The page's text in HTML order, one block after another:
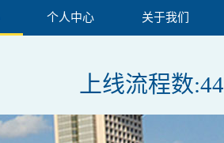
个人中心 关于我们
上线流程数:443